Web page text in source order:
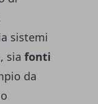
sistemi
sia fonti
da